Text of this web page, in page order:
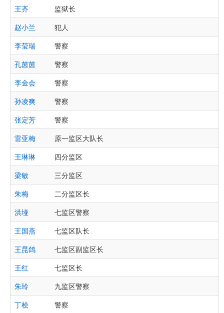
王齐
监狱长
赵小兰
犯人
李莹瑞
警察
孔茵茵
警察
李金会
警察
孙凌爽
警察
张定芳
警察
雷亚梅
原一监区大队长
王琳琳
四分监区
梁敏
三分监区
朱梅
二分监区长
洪垭
七监区警察
王国燕
七监区队长
王昆鸽
七监区副监区长
王红
七监区长
朱玲
九监区警察
丁桧
警察